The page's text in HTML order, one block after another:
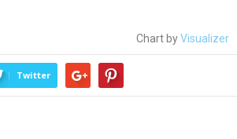
Chart byVisualizer
Twitter